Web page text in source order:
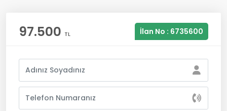
97.500 TL İlan No : 6735600